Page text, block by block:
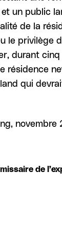
un public
de la
le privilège
durant cinq
résidence
qui
novembre
de